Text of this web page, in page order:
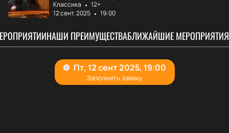
Классика
12+
12 сент. 2025
19:00
НАШИ ПРЕИМУЩЕСТВАБЛИЖАЙШИЕ МЕРОПРИЯТИЯ